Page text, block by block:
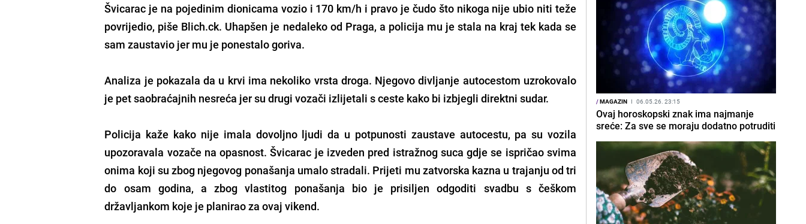
Švicarac je na pojedinim dionicama vozio i 170 km/h i pravo je čudo što nikoga nije ubio niti teže
povrijedio, piše Blich.ck. Uhapšen je nedaleko od Praga, a policija mu je stala na kraj tek kada se
sam zaustavio jer mu je ponestalo goriva.
Analiza je pokazala da u krvi ima nekoliko vrsta droga. Njegovo divljanje autocestom uzrokovalo
je pet saobraćajnih nesreća jer su drugi vozači izlijetali s ceste kako bi izbjegli direktni sudar.
Policija kaže kako nije imala dovoljno ljudi da u potpunosti zaustave autocestu, pa su vozila
upozoravala vozače na opasnost. Švicarac je izveden pred istražnog suca gdje se ispričao svima
onima koji su zbog njegovog ponašanja umalo stradali. Prijeti mu zatvorska kazna u trajanju od tri
do osam godina, a zbog vlastitog ponašanja bio je prisiljen odgoditi svadbu s češkom
državljankom koje je planirao za ovaj vikend.
/MAGAZIN I 06.05.26. 23:15
Ovaj horoskopski znak ima najmanje
sreće: Za sve se moraju dodatno potruditi